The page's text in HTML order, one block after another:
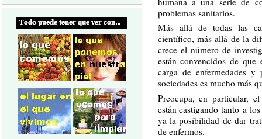
problemas sanitarios.
Más allá de todas las
científico, más allá de la
crece el número de
están convencidos de
carga de enfermedades y
sociedades es mucho más
Preocupa, en particular,
están castigando tanto a
ya la posibilidad de dar
de enfermos.